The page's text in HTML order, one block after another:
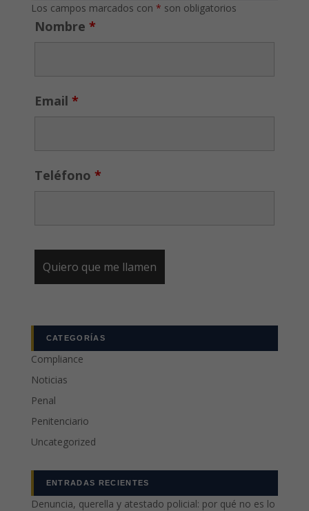
Los campos marcados con * son obligatorios
Nombre *
Email *
Teléfono *
CATEGORÍAS
Compliance
Noticias
Penal
Penitenciario
Uncategorized
ENTRADAS RECIENTES
Denuncia, querella y atestado policial: por qué no es lo